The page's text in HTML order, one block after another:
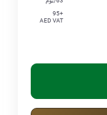
+95
AED VAT